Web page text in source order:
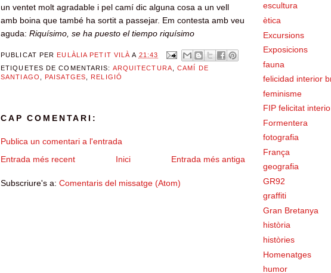
un ventet molt agradable i pel camí dic alguna cosa a un vell
amb boina que també ha sortit a passejar. Em contesta amb veu
aguda: Riquísimo, se ha puesto el tiempo riquísimo
PUBLICAT PER EULÀLIA PETIT VILÀ A 21:43
ETIQUETES DE COMENTARIS: ARQUITECTURA ,CAMÍ DE
SANTIAGO
PAISATGES RELIGIÓ
CAP COMENTARI:
Publica un comentari a l'entrada
Entrada més recent
Entrada més antiga
Inici
Subscriure's a: Comentaris del missatge (Atom)
escultura
ètica
Excursions
Exposicions
fauna
felicidad interior
feminisme
FIP felicitat
Formentera
fotografia
França
geografia
GR92
graffiti
Gran Bretanya
història
històries
Homenatges
humor